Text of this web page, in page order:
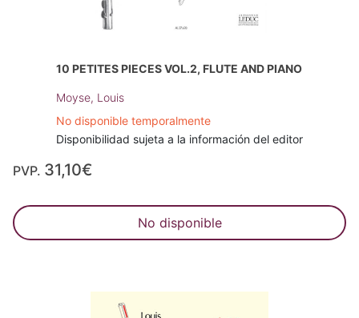
10 PETITES PIECES VOL.2, FLUTE AND PIANO
Moyse, Louis
No disponible temporalmente
Disponibilidad sujeta a la información del editor
PVP. 31,10€
No disponible